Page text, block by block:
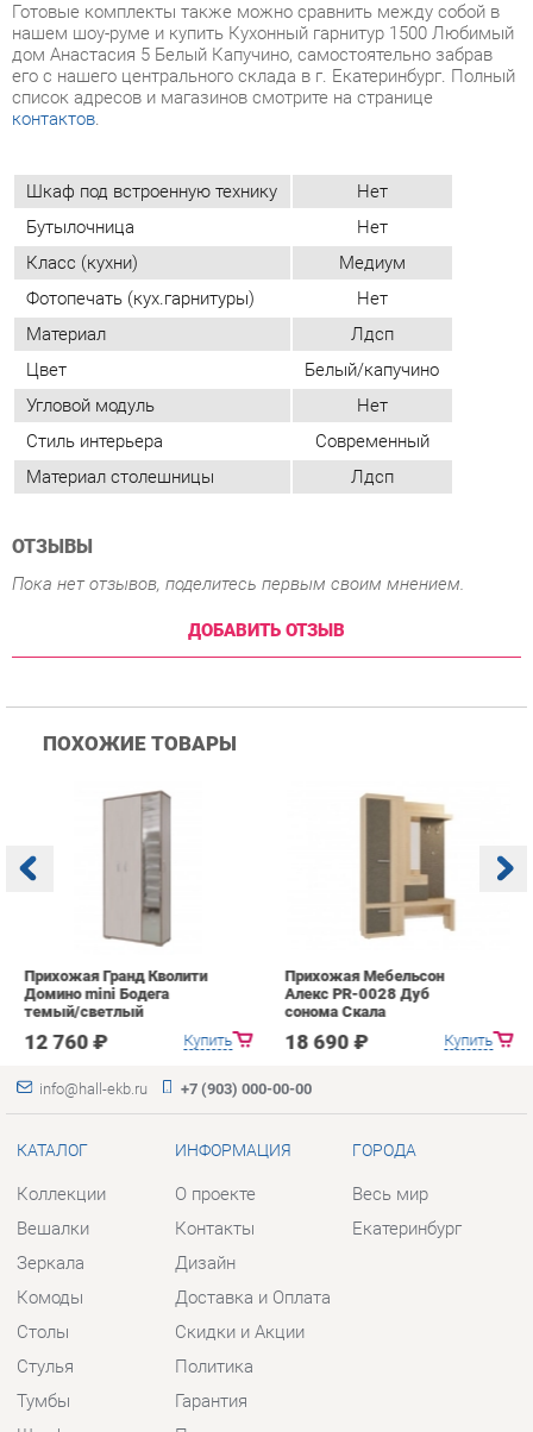
Шкаф под встроенную технику
Нет
Бутылочница
Нет
Класс (кухни)
Материал
Лдсп
Цвет
Белый/капучино
Угловой модуль
Нет
Стиль интерьера
Современный
Материал столешницы
Лдсп
ОТЗЫВЫ
Пока нет отзывов, поделитесь первым своим мнением.
ДОБАВИТЬ ОТЗЫВ
ПОХОЖИЕ ТОВАРЫ
Прихожая Гранд Кволити
Домино mini Бодега
12 760 ₽
Прихожая Мебельсон
Алекс PR-0028 Дуб
КАТАЛОГ
Коллекции
Вешалки
Зеркала
Комоды
Столы
Комплектующие
ИНФОРМАЦИЯ
Контакты
Дизайн
Доставка и Оплата
Скидки и Акции
Гарантия
ГОРОДА
Весь мир
Екатеринбург
КОНТАКТЫ
Шоурум и склад самовывоза
Адрес: г. Екатеринбург, пер.